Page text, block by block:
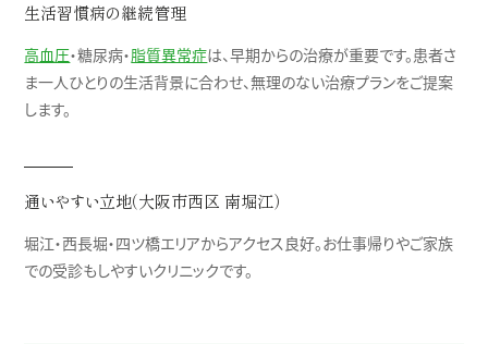
生活習慣病の継続管理
高血圧・糖尿病・脂質異常症は、早期からの治療が重要です。患者さ
ま一人ひとりの生活背景に合わせ、無理のない治療プランをご提案
します。
通いやすい立地（大阪市西区 南堀江）
堀江・西長堀・四ツ橋エリアからアクセス良好。お仕事帰りやご家族
での受診もしやすいクリニックです。